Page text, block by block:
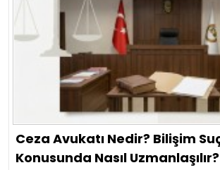
Ceza Avukatı Nedir? Bilişim
Konusunda Nasıl Uzmanlaşılır?